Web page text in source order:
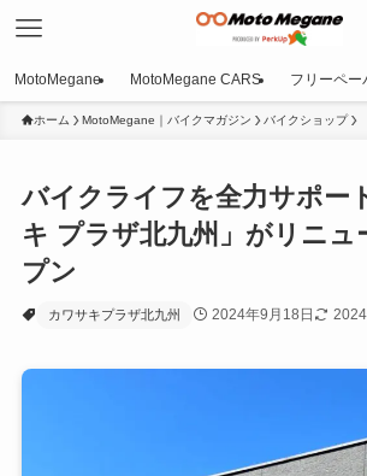
MotoMegane MotoMegane CARS フリーペー
ホーム MotoMegane｜バイクマガジン バイクショップ
バイクライフを全力サポ
キ プラザ北九州」がリニュ
プン
カワサキプラザ北九州 2024年9月18日